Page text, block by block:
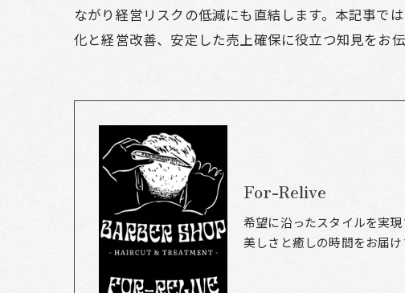
ながり経営リスクの低減にも直結します。本記事で
化と経営改善、安定した売上確保に役立つ知見をお伝
For-Relive
希望に沿ったスタイルを実
美しさと癒しの時間をお届